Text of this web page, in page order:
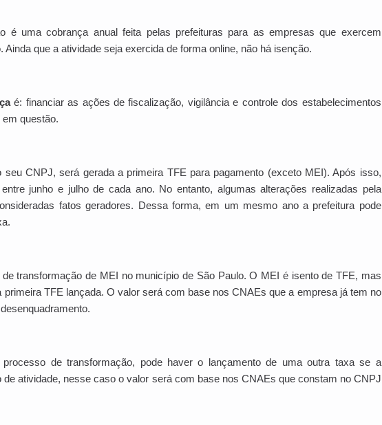
é uma cobrança anual feita pelas prefeituras para as empresas que exercem
Ainda que a atividade seja exercida de forma online, não há isenção.
é: financiar as ações de fiscalização, vigilância e controle dos estabelecimentos
questão.
seu CNPJ, será gerada a primeira TFE para pagamento (exceto MEI). Após isso,
junho e julho de cada ano. No entanto, algumas alterações realizadas pela
fatos geradores. Dessa forma, em um mesmo ano a prefeitura pode
transformação de MEI no município de São Paulo. O MEI é isento de TFE, mas
primeira TFE lançada. O valor será com base nos CNAEs que a empresa já tem no
de transformação, pode haver o lançamento de uma outra taxa se a
de atividade, nesse caso o valor será com base nos CNAEs que constam no CNPJ